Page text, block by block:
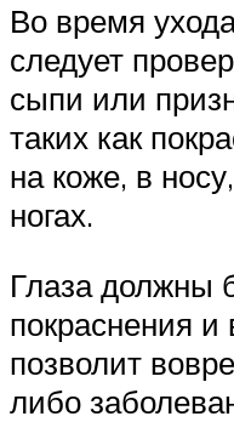
Во время
следует
сыпи или
таких как
на коже, в
ногах.
Глаза должны
покраснения
позволит
либо